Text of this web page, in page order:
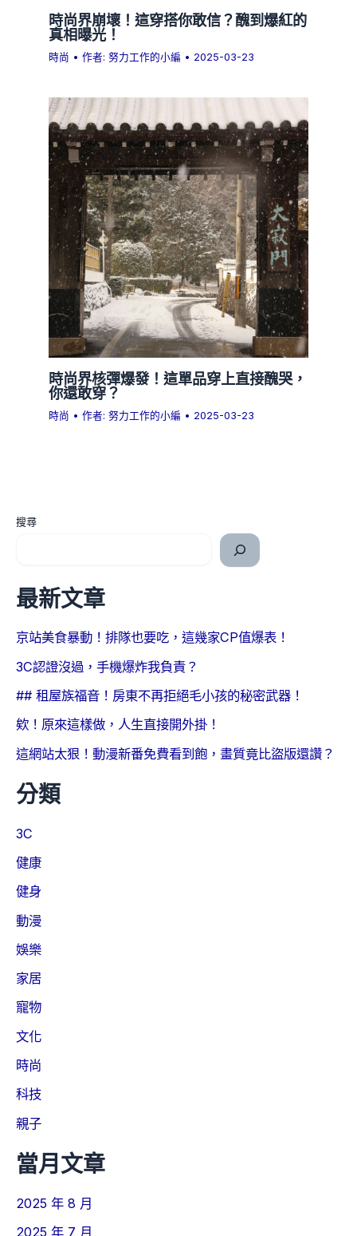
時尚界崩壞！這穿搭你敢信？醜到爆紅的
真相曝光！
時尚 • 作者:努力工作的小編 • 2025-03-23
時尚界核彈爆發！這單品穿上直接醜哭，
你還敢穿？
時尚 • 作者:努力工作的小編 • 2025-03-23
搜尋
最新文章
京站美食暴動！排隊也要吃，這幾家CP值爆表！
3C認證沒過，手機爆炸我負責？
## 租屋族福音！房東不再拒絕毛小孩的秘密武器！
欸！原來這樣做，人生直接開外掛！
這網站太狠！動漫新番免費看到飽，畫質竟比盜版還讚？
分類
3C
健康
健身
動漫
娛樂
家居
寵物
文化
時尚
科技
親子
當月文章
2025 年 8 月
2025 年 7 月